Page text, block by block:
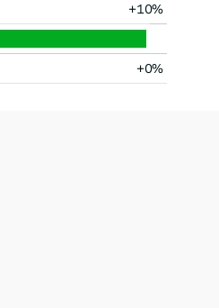
+10%
+0%